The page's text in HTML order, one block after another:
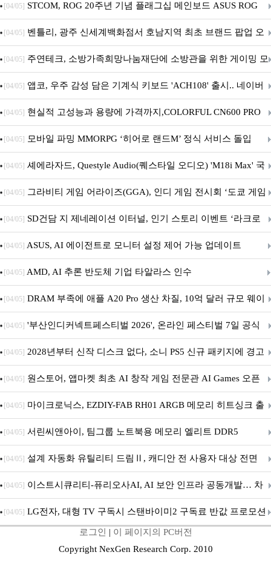
[04/05] STCOM, ROG 20주년 기념 플래그십 메인보드 ASUS ROG
Crosshair X870E EDITION 20 국내 출시 예정
[04/05] 벤틀리, 광주 신세계백화점서 호남지역 최초 브랜드 팝업 오
픈
[04/05] 주연테크, 소방가족희망나눔재단에 소방관을 위한 게이밍 모
니터·스마트 펫 침대 기부
[04/05] 앱코, 우주 감성 담은 기계식 키보드 'ACH108' 출시.. 네이버
브랜드데이 기획전 진행
[04/05] 현실적 고성능과 용량에 가격까지,COLORFUL CN600 PRO
M.2 NVMe 디앤디컴 1TB
[04/05] 모바일 파밍 MMORPG ‘히어로 랜드M’ 정식 서비스 돌입
[04/05] 셰에라자드, Questyle Audio(퀘스타일 오디오) 'M18i Max' 국
내 정식 출시
[04/05] 그라비티 게임 어라이즈(GGA), 인디 게임 전시회 ‘도쿄 게임
던전 13’ 참가!
[04/05] SD건담 지 제네레이션 이터널, 인기 스토리 이벤트 ‘라크로
아의 용사’ 재개최 및 풍성한 기념 이벤트 실시!
[04/05] ASUS, AI 에이전트로 모니터 설정 제어 가능 업데이트
[04/05] AMD, AI 추론 반도체 기업 타알라스 인수
[04/05] DRAM 부족에 애플 A20 Pro 생산 차질, 10억 달러 규모 웨이
퍼 대기
[04/05] '부산인디커넥트페스티벌 2026', 온라인 페스티벌 7일 공식
개막... 22일간 진행
[04/05] 2028년부터 신작 디스크 없다, 소니 PS5 신규 패키지에 경고
문 추가
[04/05] 원스토어, 앱마켓 최초 AI 창작 게임 전문관 AI Games 오픈
[04/05] 마이크로닉스, EZDIY-FAB RH01 ARGB 메모리 히트싱크 출
시
[04/05] 서린씨앤아이, 팀그룹 노트북용 메모리 엘리트 DDR5
5600MHz 16GB 출시
[04/05] 설계 자동화 유틸리티 드림Ⅱ, 캐디안 전 사용자 대상 전면
무상 배포
[04/05] 이스트시큐리티-퓨리오사AI, AI 보안 인프라 공동개발… 차
세대 AI 보안 플랫폼 구축
[04/05] LG전자, 대형 TV 구독시 스탠바이미2 구독료 반값 프로모션
로그인 | 이 페이지의 PC버전
Copyright NexGen Research Corp. 2010